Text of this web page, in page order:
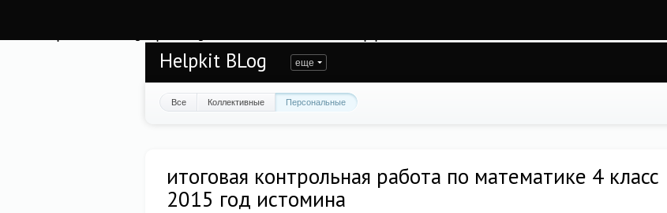
Helpkit BLog еще
Все Коллективные Персональные
итоговая контрольная работа по математике 4 класс
2015 год истомина